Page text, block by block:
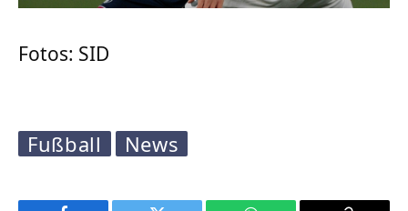
Fotos: SID
Fußball News